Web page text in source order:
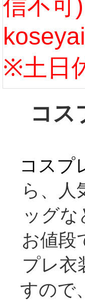
信不可)
※土日
コス
コスプ
ら、人
ッグ
お値段
プレ衣
すので